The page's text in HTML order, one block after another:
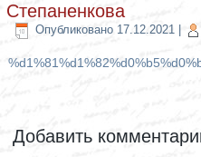
Степаненкова
Опубликовано 17.12.2021
Добавить